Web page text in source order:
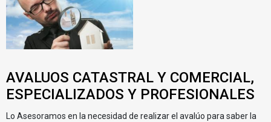
AVALUOS CATASTRAL Y COMERCIAL,
ESPECIALIZADOS Y PROFESIONALES
Lo Asesoramos en la necesidad de realizar el avalúo para saber la